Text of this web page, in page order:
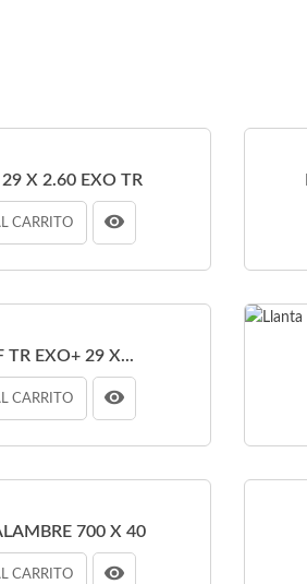
29 X 2.60 EXO TR
CARRITO
TR EXO+ 29 X...
CARRITO
700 X 40
CARRITO